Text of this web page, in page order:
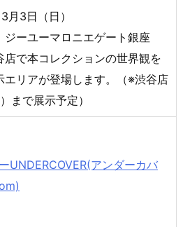
月3日（日）
ジーユーマロニエゲート銀座
店で本コレクションの世界観を
エリアが登場します。（※渋谷店
まで展示予定）
UNDERCOVER(アンダーカバ